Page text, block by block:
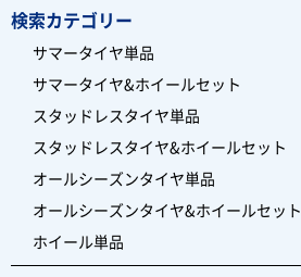
検索カテゴリー
サマータイヤ単品
サマータイヤ&ホイールセット
スタッドレスタイヤ単品
スタッドレスタイヤ&ホイールセット
オールシーズンタイヤ単品
オールシーズンタイヤ&ホイールセット
ホイール単品